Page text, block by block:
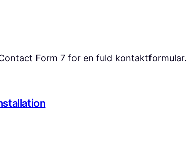
Form 7 for en fuld kontaktformular.